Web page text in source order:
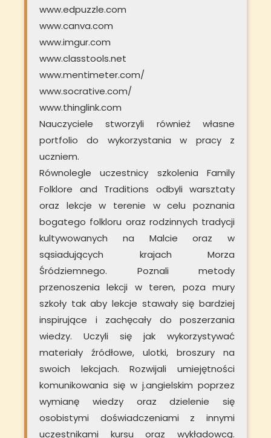
www.edpuzzle.com
www.canva.com
www.imgur.com
www.classtools.net
www.mentimeter.com/
www.socrative.com/
www.thinglink.com
Nauczyciele stworzyli również własne
portfolio do wykorzystania w pracy z
uczniem.
Równolegle uczestnicy szkolenia Family
Folklore and Traditions odbyli warsztaty
oraz lekcje w terenie w celu poznania
bogatego folkloru oraz rodzinnych tradycji
kultywowanych na Malcie oraz w
sąsiadujących krajach Morza
Śródziemnego. Poznali metody
przenoszenia lekcji w teren, poza mury
szkoły tak aby lekcje stawały się bardziej
inspirujące i zachęcały do poszerzania
wiedzy. Uczyli się jak wykorzystywać
materiały źródłowe, ulotki, broszury na
swoich lekcjach. Rozwijali umiejętności
komunikowania się w j.angielskim poprzez
wymianę wiedzy oraz dzielenie się
osobistymi doświadczeniami z innymi
uczestnikami kursu oraz wykładowcą.